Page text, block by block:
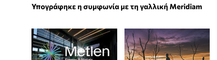
Υπογράφηκε η συμφωνία με τη γαλλική Meridiam